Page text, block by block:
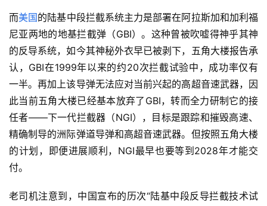
而美国的陆基中段拦截系统主力是部署在阿拉斯加和加利福
尼亚两地的地基拦截弹（GBI）。这种曾被吹嘘得神乎其神
的反导系统，如今其神秘外衣早已被剥下，五角大楼报告承
认，GBI在1999年以来的约20次拦截试验中，成功率仅有
一半。再加上该导弹无法应对当前兴起的高超音速武器，因
此当前五角大楼已经基本放弃了GBI，转而全力研制它的接
任者——下一代拦截器（NGI），目标是跟踪和摧毁高速、
精确制导的洲际弹道导弹和高超音速武器。但按照五角大楼
的计划，即便进展顺利，NGI最早也要等到2028年才能交
付。
老司机注意到，中国宣布的历次“陆基中段反导拦截技术试